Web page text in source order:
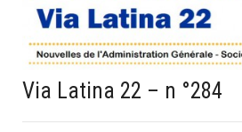
Via Latina 22 – n °284